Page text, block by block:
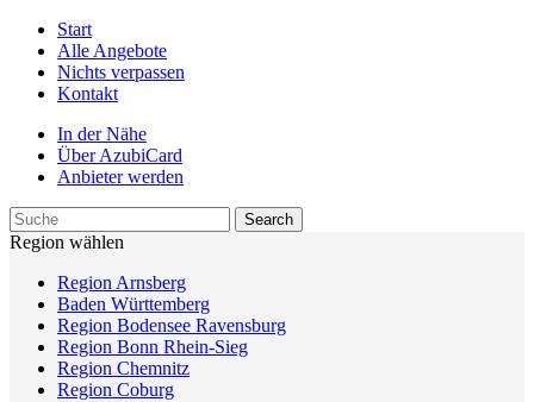
Start
Alle Angebote
Nichts verpassen
Kontakt
In der Nähe
Über AzubiCard
Anbieter werden
Region wählen
Region Arnsberg
Baden Württemberg
Region Bodensee Ravensburg
Region Bonn Rhein-Sieg
Region Chemnitz
Region Coburg